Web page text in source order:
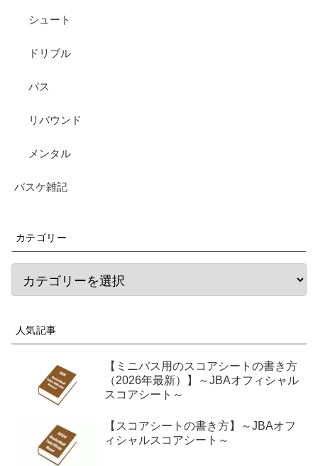
シュート
ドリブル
パス
リバウンド
メンタル
バスケ雑記
カテゴリー
人気記事
【ミニバス用のスコアシートの書き方
（2026年最新）】～JBAオフィシャル
スコアシート～
【スコアシートの書き方】～JBAオフ
ィシャルスコアシート～